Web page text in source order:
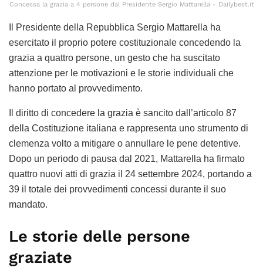
Concessa la grazia a 4 persone dal Presidente Sergio Mattarella - Dailybest.it
Il Presidente della Repubblica Sergio Mattarella ha
esercitato il proprio potere costituzionale concedendo la
grazia a quattro persone, un gesto che ha suscitato
attenzione per le motivazioni e le storie individuali che
hanno portato al provvedimento.
Il diritto di concedere la grazia è sancito dall’articolo 87
della Costituzione italiana e rappresenta uno strumento di
clemenza volto a mitigare o annullare le pene detentive.
Dopo un periodo di pausa dal 2021, Mattarella ha firmato
quattro nuovi atti di grazia il 24 settembre 2024, portando a
39 il totale dei provvedimenti concessi durante il suo
mandato.
Le storie delle persone
graziate